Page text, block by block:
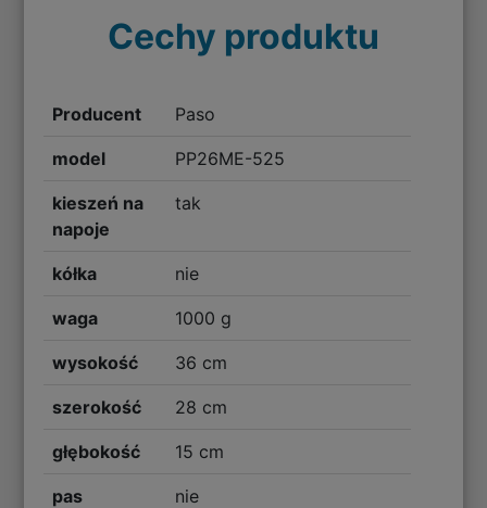
Cechy produktu
Producent Paso
model PP26ME-525
kieszeń na
napoje
tak
kółka nie
waga 1000 g
wysokość 36 cm
szerokość 28 cm
głębokość 15 cm
pas
nie